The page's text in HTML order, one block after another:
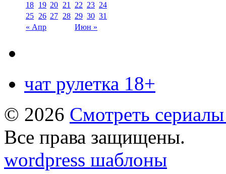
« Апр Июн »
18 19 20 21 22 23 24
25 26 27 28 29 30 31
чат рулетка 18+
© 2026 Смотреть
Все права защищены.
wordpress шаблоны